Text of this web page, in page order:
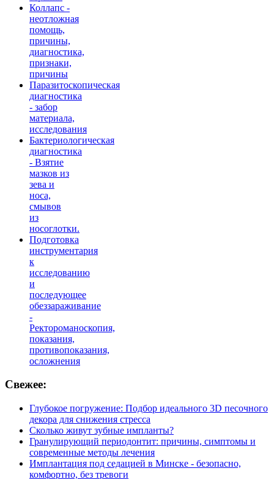
Коллапс -
неотложная
помощь,
причины,
диагностика,
признаки,
причины
Паразитоскопическая
диагностика
- забор
материала,
исследования
Бактериологическая
диагностика
- Взятие
мазков из
зева и
носа,
смывов
из
носоглотки.
Подготовка
инструментария
к
исследованию
и
последующее
обеззараживание
-
Ректороманоскопия,
показания,
противопоказания,
осложнения
Свежее:
Глубокое погружение: Подбор идеального 3D песочного
декора для снижения стресса
Сколько живут зубные импланты?
Гранулирующий периодонтит: причины, симптомы и
современные методы лечения
Имплантация под седацией в Минске - безопасно,
комфортно, без тревоги